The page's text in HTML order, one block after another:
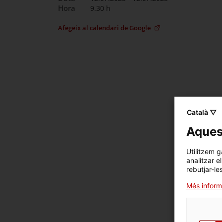
Hora 9.30 h
Afegeix al calendari de Google
Català ▽
Utilitzem
analitzar
rebutjar-
Més